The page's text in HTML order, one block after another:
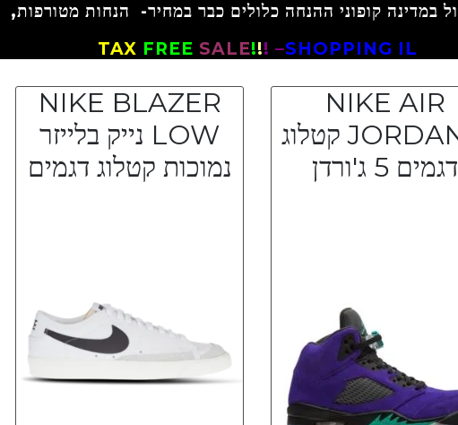
TAX FREE SALE!!! –SHOPPING IL
NIKE BLAZER
LOW נייק בלייזר
נמוכות קטלוג דגמים
NIKE AIR
JORDAN 5 קטלוג
דגמים 5 ג'ורדן